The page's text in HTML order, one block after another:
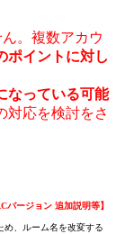
。複数アカウ
ポイントに対し
なっている可能
対応を検討をさ
バージョン 追加説明等】
め、ルーム名を改変する